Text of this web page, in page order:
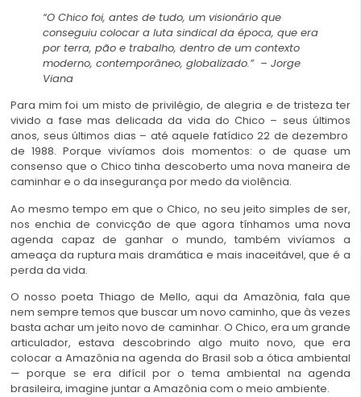
“O Chico foi, antes de tudo, um visionário que
conseguiu colocar a luta sindical da época, que era
por terra, pão e trabalho, dentro de um contexto
moderno, contemporâneo, globalizado.” – Jorge
Viana
Para mim foi um misto de privilégio, de alegria e de tristeza ter
vivido a fase mas delicada da vida do Chico – seus últimos
anos, seus últimos dias – até aquele fatídico 22 de dezembro
de 1988. Porque vivíamos dois momentos: o de quase um
consenso que o Chico tinha descoberto uma nova maneira de
caminhar e o da insegurança por medo da violência.
Ao mesmo tempo em que o Chico, no seu jeito simples de ser,
nos enchia de convicção de que agora tínhamos uma nova
agenda capaz de ganhar o mundo, também vivíamos a
ameaça da ruptura mais dramática e mais inaceitável, que é a
perda da vida.
O nosso poeta Thiago de Mello, aqui da Amazônia, fala que
nem sempre temos que buscar um novo caminho, que às vezes
basta achar um jeito novo de caminhar. O Chico, era um grande
articulador, estava descobrindo algo muito novo, que era
colocar a Amazônia na agenda do Brasil sob a ótica ambiental
— porque se era difícil por o tema ambiental na agenda
brasileira, imagine juntar a Amazônia com o meio ambiente.